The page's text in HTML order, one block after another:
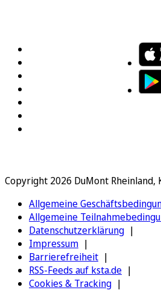
Copyright 2026 DuMont Rheinland,
Allgemeine
Allgemeine
Datenschutzerklärung
Impressum
Barrierefreiheit
RSS-Feeds auf ksta.de
Cookies & Tracking